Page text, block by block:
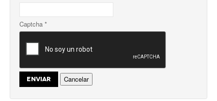
Captcha *
ENVIAR Cancelar